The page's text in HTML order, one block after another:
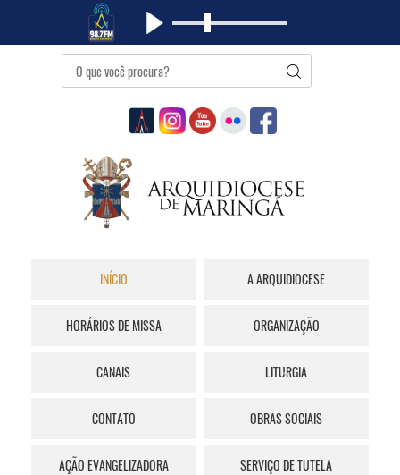
INÍCIO A ARQUIDIOCESE
HORÁRIOS DE MISSA ORGANIZAÇÃO
CANAIS LITURGIA
CONTATO OBRAS SOCIAIS
AÇÃO EVANGELIZADORA SERVIÇO DE TUTELA